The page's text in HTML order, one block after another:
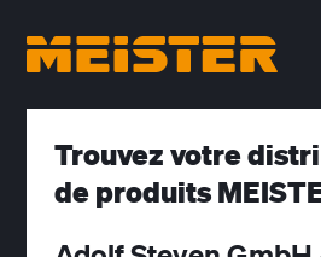
Trouvez votre
de produits